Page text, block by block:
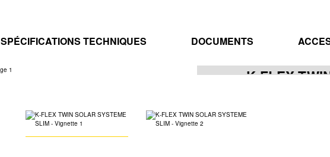
SPÉCIFICATIONS TECHNIQUES DOCUMENTS
K-FLEX